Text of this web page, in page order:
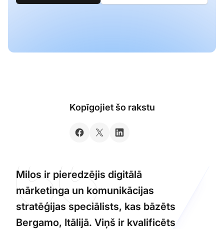
Kopīgojiet šo rakstu
Milos ir pieredzējis digitālā
mārketinga un komunikācijas
stratēģijas speciālists, kas bāzēts
Bergamo, Itālijā. Viņš ir kvalificēts